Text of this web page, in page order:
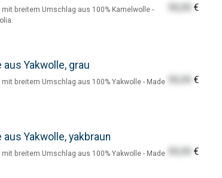
mit breitem Umschlag aus 100% Kamelwolle -
€
aus Yakwolle, grau
mit breitem Umschlag aus 100% Yakwolle - Made
€
aus Yakwolle, yakbraun
mit breitem Umschlag aus 100% Yakwolle - Made
€